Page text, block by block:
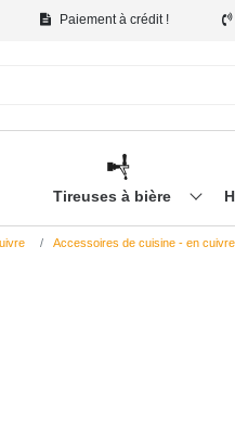
Paiement à crédit !
Tireuses à bière
Accessoires de cuisine - en cuivre